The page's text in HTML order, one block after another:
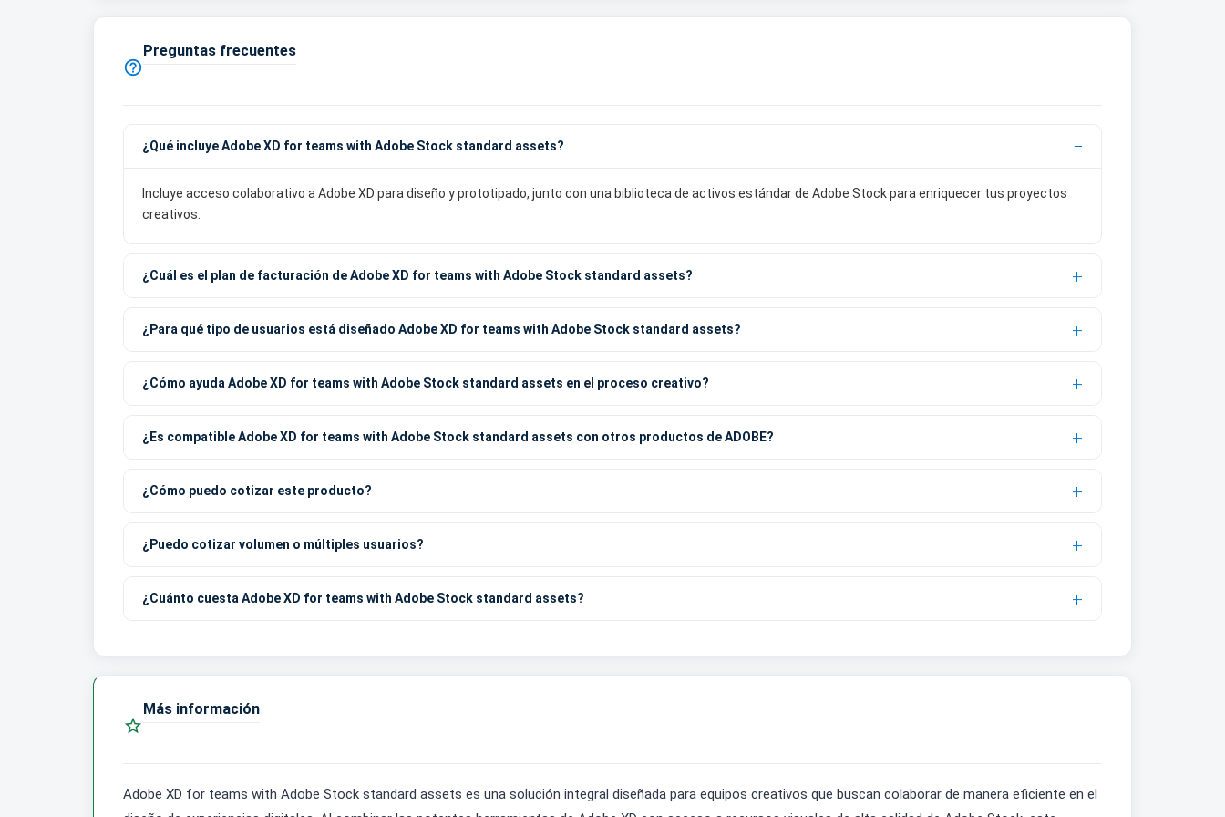

Preguntas frecuentes
¿Qué incluye Adobe XD for teams with Adobe Stock standard assets?
Incluye acceso colaborativo a Adobe XD para diseño y prototipado, junto con una biblioteca de activos estándar de Adobe Stock para enriquecer tus proyectos
creativos.
¿Cuál es el plan de facturación de Adobe XD for teams with Adobe Stock standard assets?
¿Para qué tipo de usuarios está diseñado Adobe XD for teams with Adobe Stock standard assets?
¿Cómo ayuda Adobe XD for teams with Adobe Stock standard assets en el proceso creativo?
¿Es compatible Adobe XD for teams with Adobe Stock standard assets con otros productos de ADOBE?
¿Cómo puedo cotizar este producto?
¿Puedo cotizar volumen o múltiples usuarios?
¿Cuánto cuesta Adobe XD for teams with Adobe Stock standard assets?

Más información
Adobe XD for teams with Adobe Stock standard assets es una solución integral diseñada para equipos creativos que buscan colaborar de manera eficiente en el